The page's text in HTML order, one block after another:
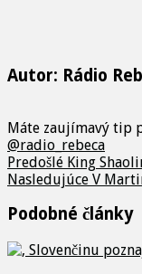
Autor: Rádio
Máte zaujímavý tip
@radio_rebeca
Predošlé King
Nasledujúce V
Podobné články